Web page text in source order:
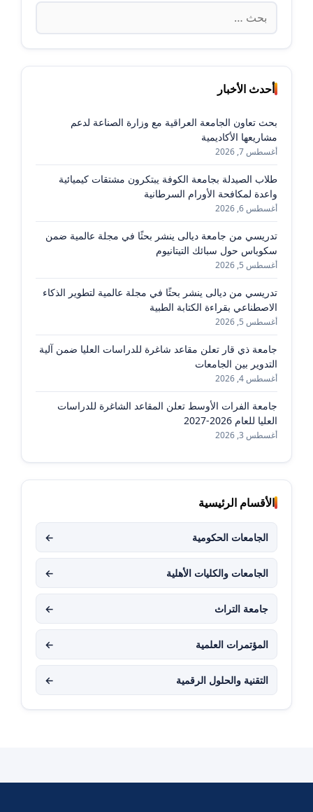
البحث
عن:
أحدث الأخبار
بحث تعاون الجامعة العراقية مع وزارة الصناعة لدعم
مشاريعها الأكاديمية
أغسطس 7, 2026
طلاب الصيدلة بجامعة الكوفة يبتكرون مشتقات كيميائية
واعدة لمكافحة الأورام السرطانية
أغسطس 6, 2026
تدريسي من جامعة ديالى ينشر بحثًا في مجلة عالمية ضمن
سكوباس حول سبائك التيتانيوم
أغسطس 5, 2026
تدريسي من ديالى ينشر بحثًا في مجلة عالمية لتطوير الذكاء
الاصطناعي بقراءة الكتابة الطبية
أغسطس 5, 2026
جامعة ذي قار تعلن مقاعد شاغرة للدراسات العليا ضمن آلية
التدوير بين الجامعات
أغسطس 4, 2026
جامعة الفرات الأوسط تعلن المقاعد الشاغرة للدراسات
العليا للعام 2026-2027
أغسطس 3, 2026
الأقسام الرئيسية
الجامعات الحكومية ←
الجامعات والكليات الأهلية ←
جامعة التراث ←
المؤتمرات العلمية ←
التقنية والحلول الرقمية ←